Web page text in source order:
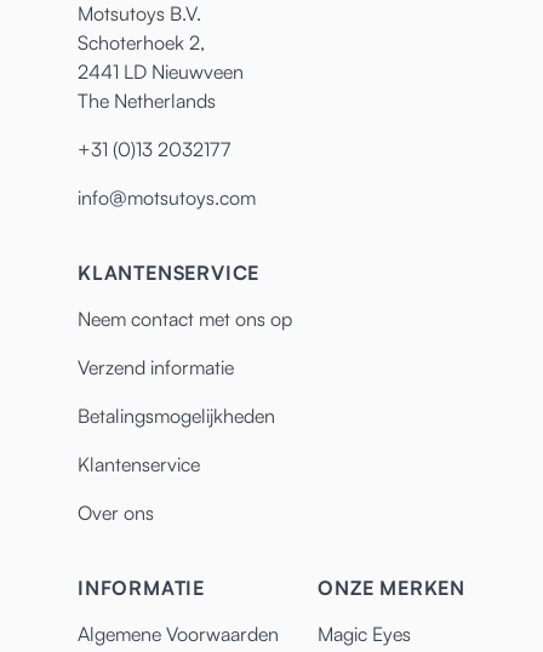
Motsutoys B.V.
Schoterhoek 2,
2441 LD Nieuwveen
The Netherlands
+31 (0)13 2032177
info@motsutoys.com
KLANTENSERVICE
Neem contact met ons op
Verzend informatie
Betalingsmogelijkheden
Klantenservice
Over ons
INFORMATIE
Algemene Voorwaarden
ONZE MERKEN
Magic Eyes